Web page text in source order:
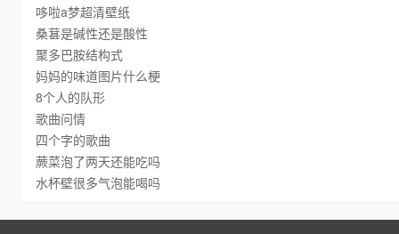
哆啦a梦超清壁纸
桑葚是碱性还是酸性
聚多巴胺结构式
妈妈的味道图片什么梗
8个人的队形
歌曲问情
四个字的歌曲
蕨菜泡了两天还能吃吗
水杯壁很多气泡能喝吗